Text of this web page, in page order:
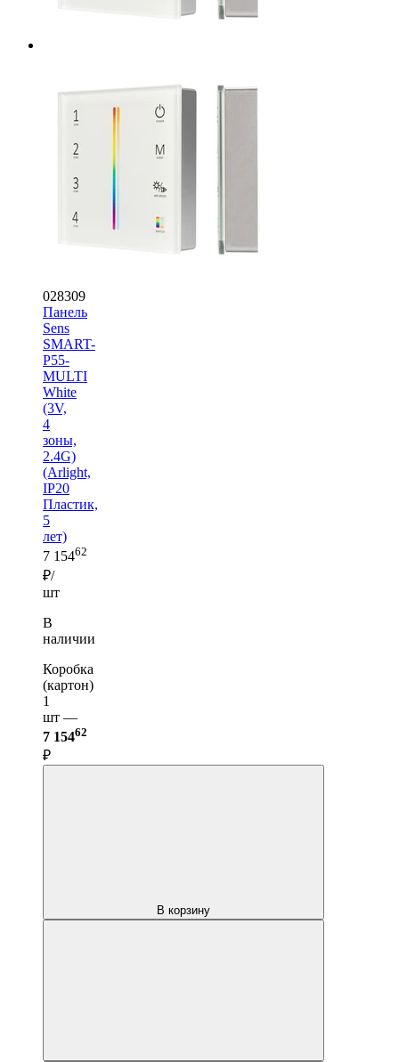
028309
Панель
Sens
SMART-
P55-
MULTI
White
(3V,
4
зоны,
2.4G)
(Arlight,
IP20
Пластик,
5
лет)
7 15462
₽/
шт
В
наличии
Коробка
(картон)
1
шт —
7 15462
₽
В корзину